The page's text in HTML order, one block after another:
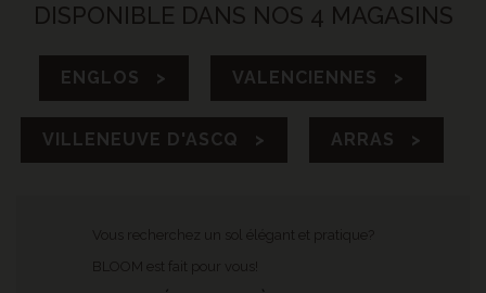
DISPONIBLE DANS NOS 4 MAGASINS
ENGLOS > VALENCIENNES >
VILLENEUVE D'ASCQ > ARRAS >
Vous recherchez un sol élégant et pratique?
BLOOM est fait pour vous!